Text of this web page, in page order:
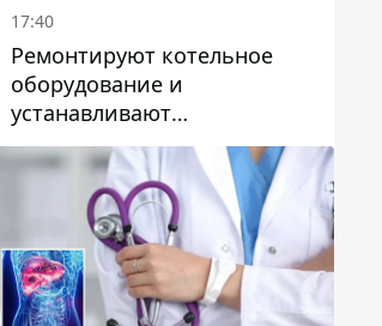
17:40
Ремонтируют котельное
оборудование и
устанавливают
генераторные установки:
как в Днепре готовятся к
отопительному сезону